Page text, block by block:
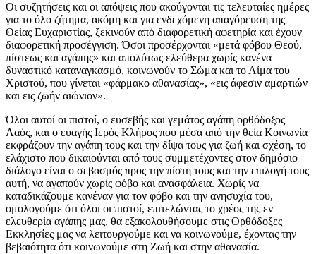
Οι συζητήσεις και οι απόψεις που ακούγονται τις τελευταίες ημέρες
για το όλο ζήτημα, ακόμη και για ενδεχόμενη απαγόρευση της
Θείας Ευχαριστίας, ξεκινούν από διαφορετική αφετηρία και έχουν
διαφορετική προσέγγιση. Όσοι προσέρχονται «μετά φόβου Θεού,
πίστεως και αγάπης» και απολύτως ελεύθερα χωρίς κανένα
δυναστικό καταναγκασμό, κοινωνούν το Σώμα και το Αίμα του
Χριστού, που γίνεται «φάρμακο αθανασίας», «εις άφεσιν αμαρτιών
και εις ζωήν αιώνιον».
Όλοι αυτοί οι πιστοί, ο ευσεβής και γεμάτος αγάπη ορθόδοξος
Λαός, και ο ευαγής Ιερός Κλήρος που μέσα από την θεία Κοινωνία
εκφράζουν την αγάπη τους και την δίψα τους για ζωή και σχέση, το
ελάχιστο που δικαιούνται από τους συμμετέχοντες στον δημόσιο
διάλογο είναι ο σεβασμός προς την πίστη τους και την επιλογή τους
αυτή, να αγαπούν χωρίς φόβο και ανασφάλεια. Χωρίς να
καταδικάζουμε κανέναν για τον φόβο και την ανησυχία του,
ομολογούμε ότι όλοι οι πιστοί, επιτελώντας το χρέος της εν
ελευθερία αγάπης μας, θα εξακολουθήσουμε στις Ορθόδοξες
Εκκλησίες μας να λειτουργούμε και να κοινωνούμε, έχοντας την
βεβαιότητα ότι κοινωνούμε στη Ζωή και στην αθανασία.